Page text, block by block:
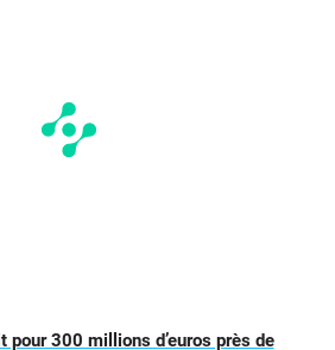
pour 300 millions d’euros près de